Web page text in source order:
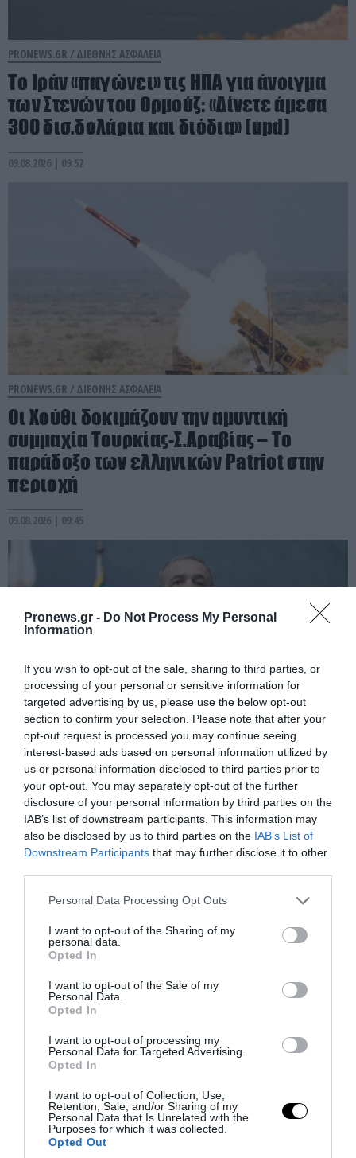
Pronews.gr - Do Not Process My Personal
Information
If you wish to opt-out of the sale, sharing to third parties, or
processing of your personal or sensitive information for
targeted advertising by us, please use the below opt-out
section to confirm your selection. Please note that after your
opt-out request is processed you may continue seeing
interest-based ads based on personal information utilized by
us or personal information disclosed to third parties prior to
your opt-out. You may separately opt-out of the further
disclosure of your personal information by third parties on the
IAB’s list of downstream participants. This information may
also be disclosed by us to third parties on the IAB’s List of
Downstream Participants that may further disclose it to other
Please note that this website/app uses one or more Google
not limited to your visit or usage behaviour. You may click to
grant or deny consent to Google and its third-party tags to
use your data for below specified purposes in below Google
consent section.
Personal Data Processing Opt Outs
I want to opt-out of the Sharing of my
personal data.
Opted In
I want to opt-out of the Sale of my
Personal Data.
Opted In
I want to opt-out of processing my
Personal Data for Targeted Advertising.
Opted In
I want to opt-out of Collection, Use,
Retention, Sale, and/or Sharing of my
Personal Data that Is Unrelated with the
Purposes for which it was collected.
Opted Out
PRONEWS.GR / ΔΙΕΘΝΗΣ ΑΣΦΑΛΕΙΑ
Το Ιράν «παγώνει» τις ΗΠΑ για άνοιγμα
των Στενών του Ορμούζ: «Δίνετε άμεσα
300 δισ.δολάρια και διόδια» (upd)
09.08.2026 | 09:52
PRONEWS.GR / ΔΙΕΘΝΗΣ ΑΣΦΑΛΕΙΑ
Οι Χούθι δοκιμάζουν την αμυντική
συμμαχία Τουρκίας-Σ.Αραβίας – Το
παράδοξο των ελληνικών Patriot στην
περιοχή
09.08.2026 | 09:45
PRONEWS.GR / ΔΙΕΘΝΗΣ ΑΣΦΑΛΕΙΑ
Μ.Πεζεσκιάν: «Τώρα είναι η καλύτερη
ώρα για συμφωνία» – Το μήνυμα του
Ιράν προς τις ΗΠΑ
09.08.2026 | 09:25
ΗΠΑ: Εκκενώθηκε Boeing 757 της Delta
με 205 επιβάτες μετά από αναφορές για